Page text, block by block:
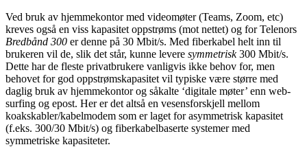
Ved bruk av hjemmekontor med videomøter (Teams, Zoom, etc)
kreves også en viss kapasitet oppstrøms (mot nettet) og for Telenors
Bredbånd 300 er denne på 30 Mbit/s. Med fiberkabel helt inn til
brukeren vil de, slik det står, kunne levere symmetrisk300 Mbit/s.
Dette har de fleste privatbrukere vanligvis ikke behov for, men
behovet for god oppstrømskapasitet vil typiske være større med
daglig bruk av hjemmekontor og såkalte ‘digitale møter’ enn web-
surfing og epost. Her er det altså en vesensforskjell mellom
koakskabler/kabelmodem som er laget for asymmetrisk kapasitet
(f.eks. 300/30 Mbit/s) og fiberkabelbaserte systemer med
symmetriske kapasiteter.